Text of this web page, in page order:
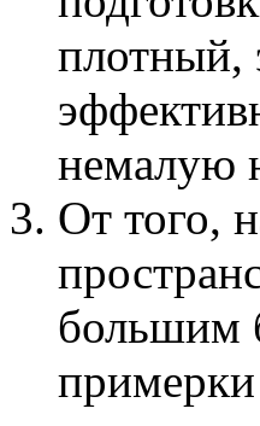
плотный,
немалую
От того,
большим